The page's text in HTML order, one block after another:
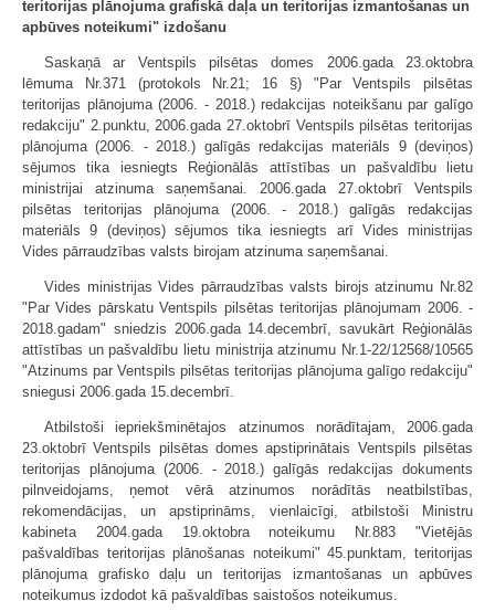
teritorijas plānojuma grafiskā daļa un teritorijas izmantošanas un
apbūves noteikumi" izdošanu
Saskaņā ar Ventspils pilsētas domes 2006.gada 23.oktobra
lēmuma Nr.371 (protokols Nr.21; 16 §) "Par Ventspils pilsētas
teritorijas plānojuma (2006. - 2018.) redakcijas noteikšanu par galīgo
redakciju" 2.punktu, 2006.gada 27.oktobrī Ventspils pilsētas teritorijas
plānojuma (2006. - 2018.) galīgās redakcijas materiāls 9 (deviņos)
sējumos tika iesniegts Reģionālās attīstības un pašvaldību lietu
ministrijai atzinuma saņemšanai. 2006.gada 27.oktobrī Ventspils
pilsētas teritorijas plānojuma (2006. - 2018.) galīgās redakcijas
materiāls 9 (deviņos) sējumos tika iesniegts arī Vides ministrijas
Vides pārraudzības valsts birojam atzinuma saņemšanai.
Vides ministrijas Vides pārraudzības valsts birojs atzinumu Nr.82
"Par Vides pārskatu Ventspils pilsētas teritorijas plānojumam 2006. -
2018.gadam" sniedzis 2006.gada 14.decembrī, savukārt Reģionālās
attīstības un pašvaldību lietu ministrija atzinumu Nr.1-22/12568/10565
"Atzinums par Ventspils pilsētas teritorijas plānojuma galīgo redakciju"
sniegusi 2006.gada 15.decembrī.
Atbilstoši iepriekšminētajos atzinumos norādītajam, 2006.gada
23.oktobrī Ventspils pilsētas domes apstiprinātais Ventspils pilsētas
teritorijas plānojuma (2006. - 2018.) galīgās redakcijas dokuments
pilnveidojams, ņemot vērā atzinumos norādītās neatbilstības,
rekomendācijas, un apstiprināms, vienlaicīgi, atbilstoši Ministru
kabineta 2004.gada 19.oktobra noteikumu Nr.883 "Vietējās
pašvaldības teritorijas plānošanas noteikumi" 45.punktam, teritorijas
plānojuma grafisko daļu un teritorijas izmantošanas un apbūves
noteikumus izdodot kā pašvaldības saistošos noteikumus.